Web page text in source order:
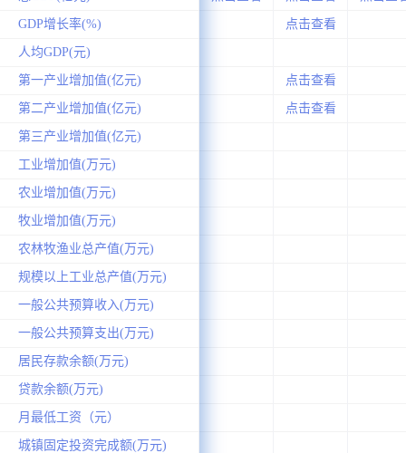
GDP增长率(%)
人均GDP(元)
第一产业增加值(亿元)
第二产业增加值(亿元)
第三产业增加值(亿元)
工业增加值(万元)
农业增加值(万元)
牧业增加值(万元)
农林牧渔业总产值(万元)
规模以上工业总产值(万元)
一般公共预算收入(万元)
一般公共预算支出(万元)
居民存款余额(万元)
贷款余额(万元)
月最低工资（元）
城镇固定投资完成额(万元)
点击查看
点击查看
点击查看